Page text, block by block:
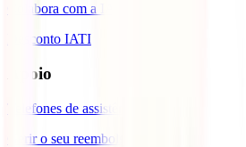
Colabora com a IATI
Desconto IATI
Apoio
Telefones de assistência
Gerir o seu reembolso